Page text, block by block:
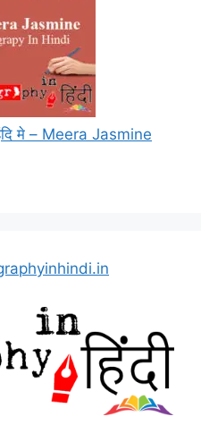
मे – Meera Jasmine